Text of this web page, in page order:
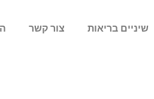
שיניים בריאות צור קשר